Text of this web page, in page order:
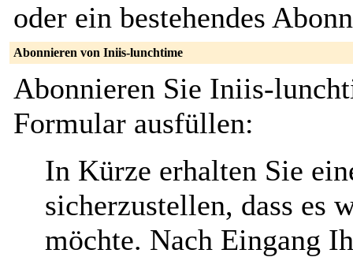
oder ein bestehendes
Abonnieren von Iniis-lunchtime
Abonnieren Sie Iniis-
Formular ausfüllen:
In Kürze erhalten Sie
sicherzustellen, dass es
möchte. Nach Eingang